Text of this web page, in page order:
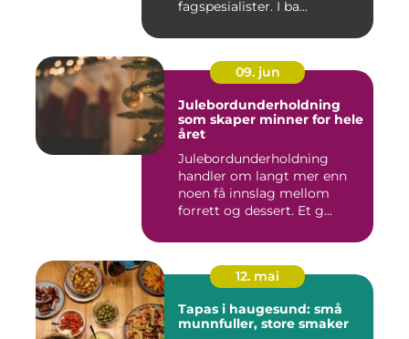
fagspesialister. I ba...
09. jun
Julebordunderholdning
som skaper minner for hele
året
Julebordunderholdning
handler om langt mer enn
noen få innslag mellom
forrett og dessert. Et g...
12. mai
Tapas i haugesund: små
munnfuller, store smaker